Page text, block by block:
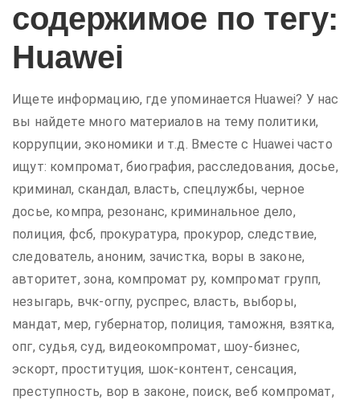
содержимое по тегу:
Huawei
Ищете информацию, где упоминается Huawei? У нас
вы найдете много материалов на тему политики,
коррупции, экономики и т.д. Вместе с Huawei часто
ищут: компромат, биография, расследования, досье,
криминал, скандал, власть, спецлужбы, черное
досье, компра, резонанс, криминальное дело,
полиция, фсб, прокуратура, прокурор, следствие,
следователь, аноним, зачистка, воры в законе,
авторитет, зона, компромат ру, компромат групп,
незыгарь, вчк-огпу, руспрес, власть, выборы,
мандат, мер, губернатор, полиция, таможня, взятка,
опг, судья, суд, видеокомпромат, шоу-бизнес,
эскорт, проституция, шок-контент, сенсация,
преступность, вор в законе, поиск, веб компромат,